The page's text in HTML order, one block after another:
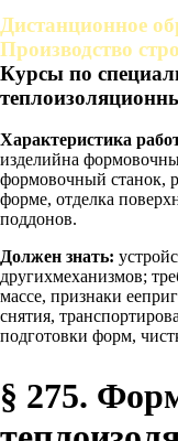
Дистанционное
Производство
Курсы по
Характеристика
изделийна
формовочный станок,
форме, отделка
поддонов.
Должен знать:
другихмеханизмов;
массе, признаки
снятия,
подготовки форм,
§ 275.